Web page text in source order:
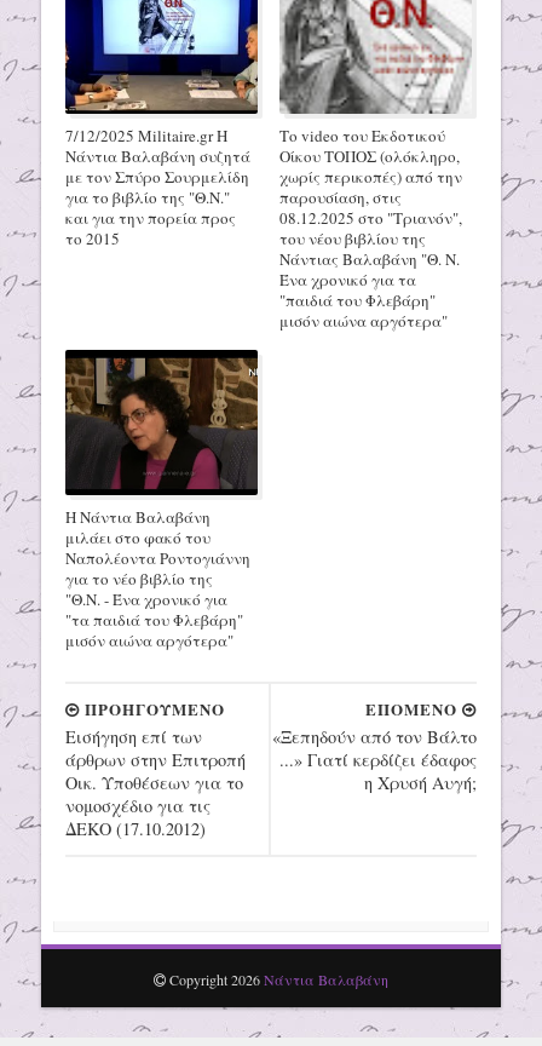
7/12/2025 Militaire.gr H
Νάντια Βαλαβάνη συζητά
με τον Σπύρο Σουρμελίδη
για το βιβλίο της "Θ.Ν."
και για την πορεία προς
το 2015
Το video του Εκδοτικού
Οίκου ΤΟΠΟΣ (ολόκληρο,
χωρίς περικοπές) από την
παρουσίαση, στις
08.12.2025 στο "Τριανόν",
του νέου βιβλίου της
Νάντιας Βαλαβάνη "Θ. Ν.
Ένα χρονικό για τα
"παιδιά του Φλεβάρη"
μισόν αιώνα αργότερα"
Η Νάντια Βαλαβάνη
μιλάει στο φακό του
Ναπολέοντα Ροντογιάννη
για το νέο βιβλίο της
"Θ.Ν. - Ένα χρονικό για
"τα παιδιά του Φλεβάρη"
μισόν αιώνα αργότερα"
ΕΠΟΜΕΝΟ
«Ξεπηδούν από τον Βάλτο
...» Γιατί κερδίζει έδαφος
η Χρυσή Αυγή;
ΠΡΟΗΓΟΥΜΕΝΟ
Εισήγηση επί των
άρθρων στην Επιτροπή
Οικ. Υποθέσεων για το
νομοσχέδιο για τις
ΔΕΚΟ (17.10.2012)
Copyright2026Νάντια Βαλαβάνη